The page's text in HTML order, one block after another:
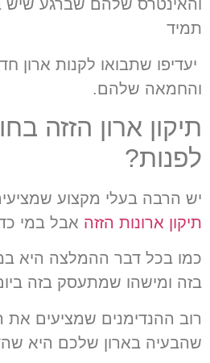
והאינטרס שלהם שברגע שיש
תמיד
יעדיפו שתבואו לקנות ארון
והחמאה שלהם.
תיקון ארון הזזה
לפנות?
יש הרבה בעלי מקצוע
תיקון ארונות הזזה אבל במי
כמו בכל דבר ההמלצה היא
בזה ומישהו שמתעסק בזה
רוב ההנדימנים שמציעים את
שהבעיה בארון שלכם היא